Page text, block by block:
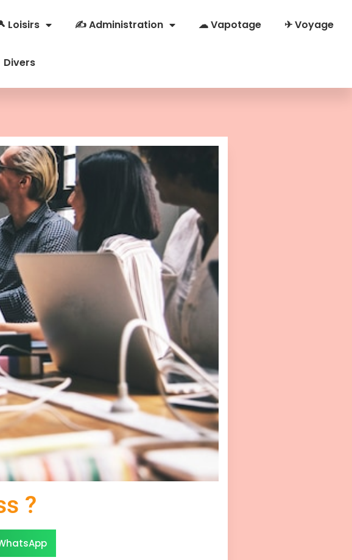
Loisirs ✍ Administration ☁ Vapotage ✈ Voyage
Divers
?